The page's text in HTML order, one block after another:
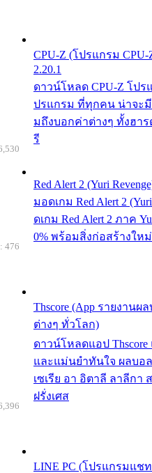
CPU-Z (โปรแกรม
2.20.1
ดาวน์โหลด CPU-Z โปร
ปรแกรม ที่ทุกคน น่าจะมี
มถึงบอกค่าต่างๆ ทั้งฮา
รี
Red Alert 2 (Yuri
มอดเกม Red Alert 2
ดเกม Red Alert 2 ภาค
0% พร้อมสิ่งก่อสร้างให
Thscore (App รายงาน
ต่างๆ ทั่วโลก)
ดาวน์โหลดแอป
และแม่นยำทันใจ ผลบอ
เซเรีย อา อิตาลี ลาลีกา
ฝรั่งเศส
476
LINE PC (โปรแกรมแช